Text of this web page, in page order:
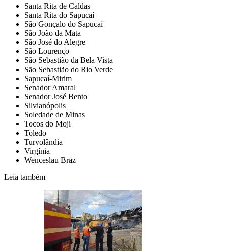
Santa Rita de Caldas
Santa Rita do Sapucaí
São Gonçalo do Sapucaí
São João da Mata
São José do Alegre
São Lourenço
São Sebastião da Bela Vista
São Sebastião do Rio Verde
Sapucaí-Mirim
Senador Amaral
Senador José Bento
Silvianópolis
Soledade de Minas
Tocos do Moji
Toledo
Turvolândia
Virgínia
Wenceslau Braz
Leia também